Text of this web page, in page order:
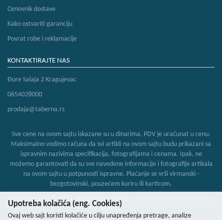
Cenovnik dostave
Kako ostvariti garanciju
Povrat robe i reklamacije
KONTAKTIRAJTE NAS
Đure Salaja 2 Kragujevac
0654028000
prodaja@taberna.rs
Sve cene na ovom sajtu iskazane su u dinarima. PDV je uračunat u cenu.
Maksimalno vodimo računa da svi artikli na ovom sajtu budu prikazani sa
ispravnim nazivima specifikacija, fotografijama i cenama. Ipak, ne
možemo garantovati da su sve navedene informacije i fotografije artikala
na ovom sajtu u potpunosti ispravne. Plaćanje se vrši virmanski -
bezgotovinski, pouzećem kuriru ili karticom.
Borsso-tech PR © 2026. Sva prava zadržana. -
Selltico.
Upotreba kolačića (eng. Cookies)
Ovaj web sajt koristi kolačiće u cilju unapređenja pretrage, analize